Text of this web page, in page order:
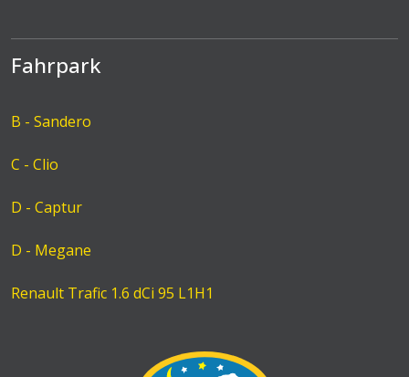
Fahrpark
B - Sandero
C - Clio
D - Captur
D - Megane
Renault Trafic 1.6 dCi 95 L1H1